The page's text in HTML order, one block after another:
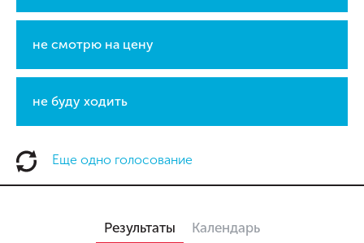
не смотрю на цену
не буду ходить
Еще одно голосование
Результаты Календарь